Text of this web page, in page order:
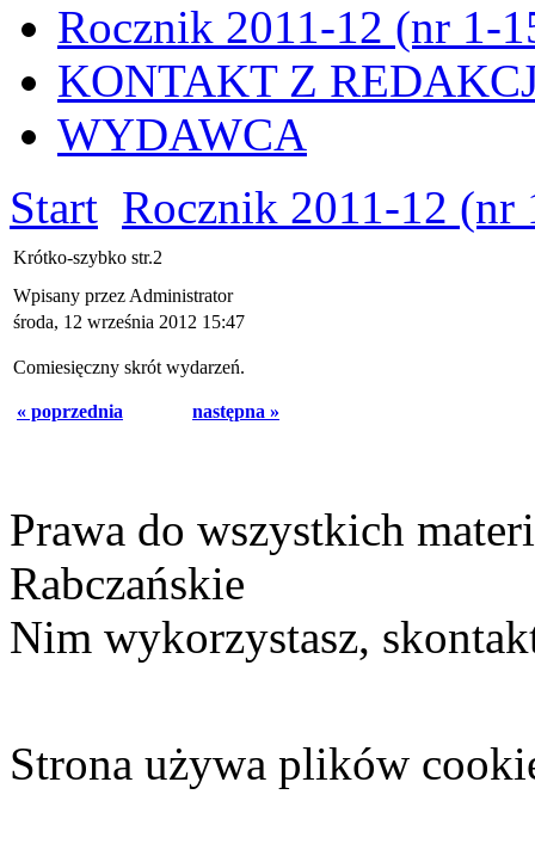
Rocznik 2011-12 (nr 1-
KONTAKT Z
WYDAWCA
Start Rocznik 2011-12 (nr
Krótko-szybko str.2
Wpisany przez Administrator
środa, 12 września 2012 15:47
Comiesięczny skrót wydarzeń.
« poprzednia następna »
Prawa do wszystkich
Rabczańskie
Nim wykorzystasz,
Strona używa plików